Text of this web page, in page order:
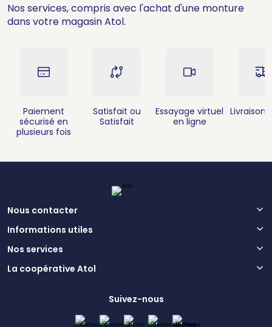
Nos services, compris avec l'achat d'une monture
dans votre magasin Atol.
Paiement
sécurisé en
plusieurs fois
Satisfait ou
Satisfait
Essayage virtuel
en ligne
Livraison
Nous contacter
Informations utiles
Nos services
La coopérative Atol
Suivez-nous